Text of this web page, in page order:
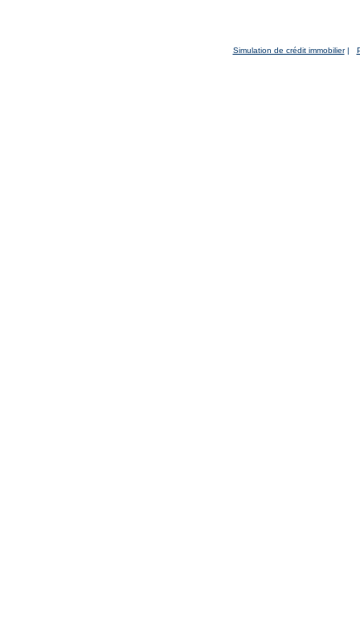
Simulation de crédit immobilier|